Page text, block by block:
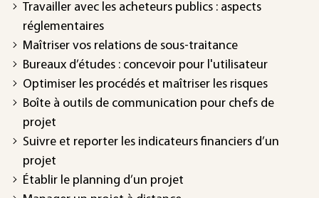
Travailler avec les acheteurs publics : aspects
réglementaires
Maîtriser vos relations de sous-traitance
Bureaux d’études : concevoir pour l'utilisateur
Optimiser les procédés et maîtriser les risques
Boîte à outils de communication pour chefs de
projet
Suivre et reporter les indicateurs financiers d’un
projet
Établir le planning d’un projet